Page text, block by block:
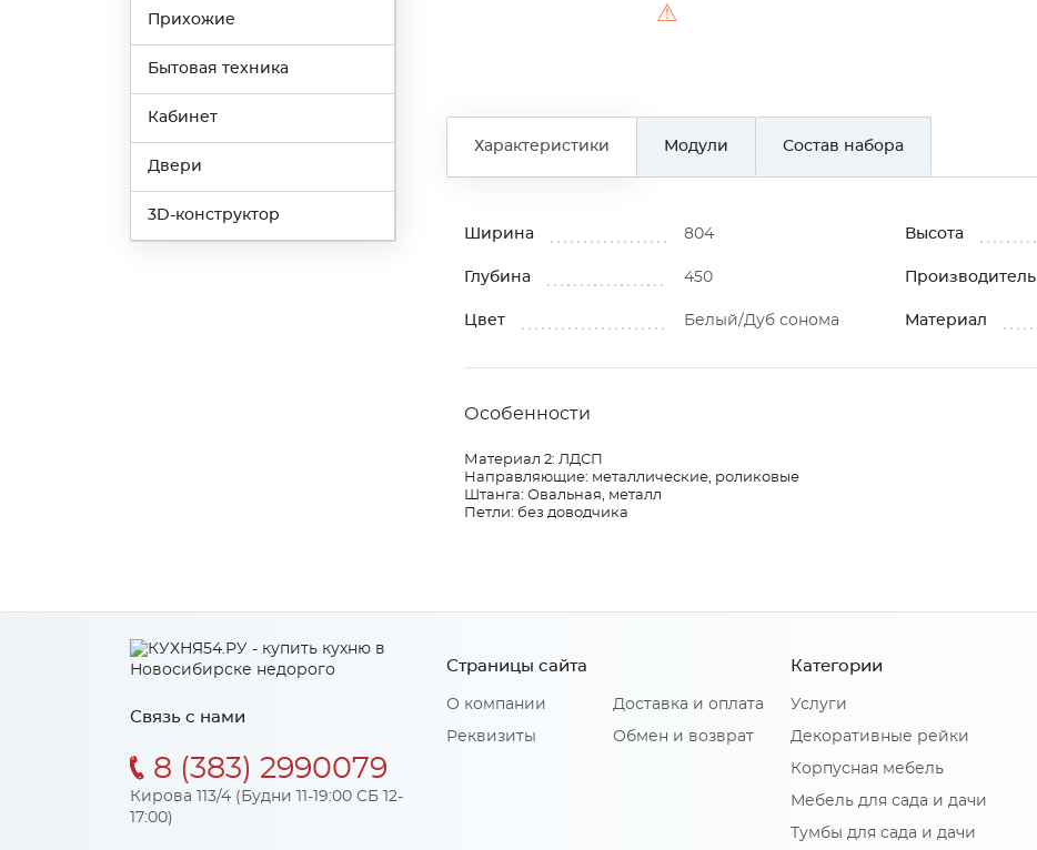
Прихожие
Бытовая техника
Кабинет
Двери
3D-конструктор
⚠
Характеристики Модули Состав набора
Ширина 804 Высота
Глубина 450 Производитель
Цвет Белый/Дуб сонома Материал
Особенности
Материал 2: ЛДСП
Направляющие: металлические, роликовые
Штанга: Овальная, металл
Петли: без доводчика
Связь с нами
8 (383) 2990079
Кирова 113/4 (Будни 11-19:00 СБ 12-
17:00)
Страницы сайта
О компании
Реквизиты
Доставка и оплата
Обмен и возврат
Категории
Услуги
Декоративные рейки
Корпусная мебель
Мебель для сада и дачи
Тумбы для сада и дачи